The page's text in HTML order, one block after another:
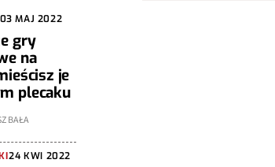
03 MAJ 2022
gry
na
je
plecaku
BAŁA
24 KWI 2022